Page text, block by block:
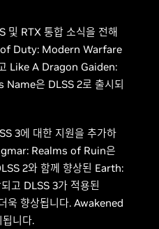
및 RTX 통합 소식을 전해
of Duty: Modern Warfare
Like A Dragon Gaiden:
은 DLSS 2로 출시되
3에 대한 지원을 추가하
Realms of Ruin은
2와 함께 향상된 Earth:
고 DLSS 3가 적용된
욱 향상됩니다. Awakened
니다.